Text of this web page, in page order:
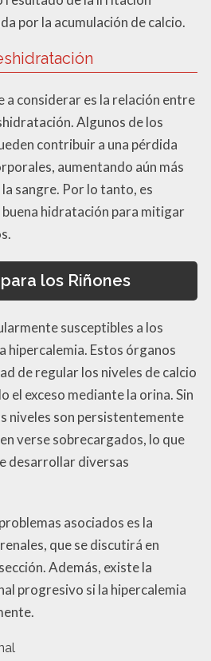
por la acumulación de calcio.
a considerar es la relación entre
Algunos de los
contribuir a una pérdida
aumentando aún más
sangre. Por lo tanto, es
buena hidratación para mitigar
los Riñones
susceptibles a los
hipercalemia. Estos órganos
de regular los niveles de calcio
el exceso mediante la orina. Sin
niveles son persistentemente
verse sobrecargados, lo que
desarrollar diversas
asociados es la
que se discutirá en
Además, existe la
progresivo si la hipercalemia